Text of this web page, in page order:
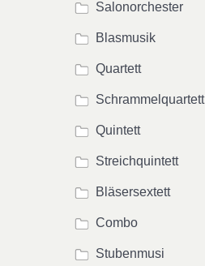
Salonorchester
Blasmusik
Quartett
Schrammelquartett
Quintett
Streichquintett
Bläsersextett
Combo
Stubenmusi